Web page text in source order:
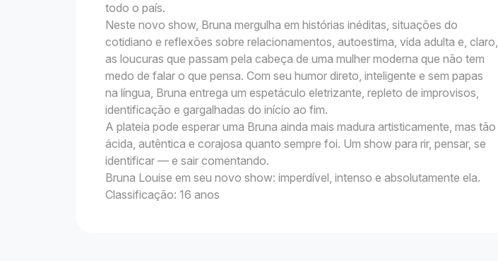
todo o país.
Neste novo show, Bruna mergulha em histórias inéditas, situações do
cotidiano e reflexões sobre relacionamentos, autoestima, vida adulta e, claro,
as loucuras que passam pela cabeça de uma mulher moderna que não tem
medo de falar o que pensa. Com seu humor direto, inteligente e sem papas
na língua, Bruna entrega um espetáculo eletrizante, repleto de improvisos,
identificação e gargalhadas do início ao fim.
A plateia pode esperar uma Bruna ainda mais madura artisticamente, mas tão
ácida, autêntica e corajosa quanto sempre foi. Um show para rir, pensar, se
identificar — e sair comentando.
Bruna Louise em seu novo show: imperdível, intenso e absolutamente ela.
Classificação: 16 anos